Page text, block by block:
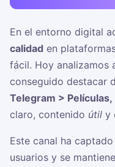
En el entorno digital
calidad en
fácil. Hoy analizamos
conseguido destacar
Telegram > Películas,
claro, contenido útil y
Este canal ha
usuarios y se